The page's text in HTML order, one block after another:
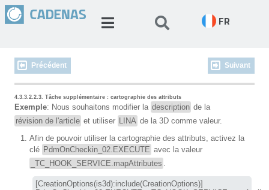
FR
Précédent Suivant
4.3.3.2.2.3. Tâche supplémentaire : cartographie des attributs
Exemple: Nous souhaitons modifier la description de la
révision de l'article et utiliser LINA de la 3D comme valeur.
Afin de pouvoir utiliser la cartographie des attributs, activez la
clé PdmOnCheckin_02.EXECUTE avec la valeur
_TC_HOOK_SERVICE.mapAttributes .
[CreationOptions(is3d):include(CreationOptions)]